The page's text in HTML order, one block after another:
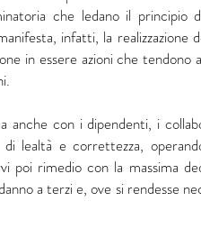
che ledano il principio
infatti, la
in essere azioni che tendono
con i dipendenti, i
lealtà e correttezza,
poi rimedio con la massima
a terzi e, ove si rendesse